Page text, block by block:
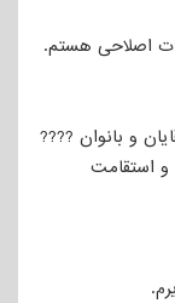
اصلاحی هستم.
و بانوان ????
استقامت